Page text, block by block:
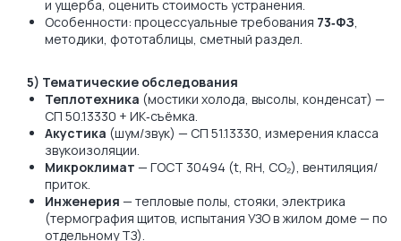
и ущерба, оценить стоимость устранения.
Особенности: процессуальные требования 73‑ФЗ,
методики, фототаблицы, сметный раздел.
5) Тематические обследования
Теплотехника (мостики холода, высолы, конденсат) —
СП 50.13330 + ИК‑съёмка.
Акустика (шум/звук) — СП 51.13330, измерения класса
звукоизоляции.
Микроклимат — ГОСТ 30494 (t, RH, CO₂), вентиляция/
приток.
Инженерия — тепловые полы, стояки, электрика
(термография щитов, испытания УЗО в жилом доме — по
отдельному ТЗ).